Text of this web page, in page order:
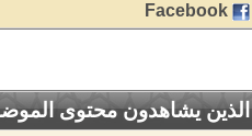
Facebook
الذين يشاهدون محتوى